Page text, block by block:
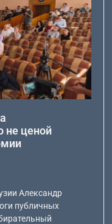
не ценой
Александр
публичных